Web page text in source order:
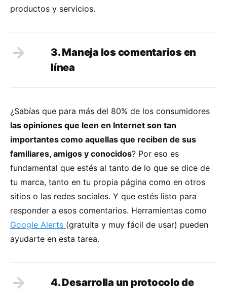
productos y servicios.
3. Maneja los comentarios en
línea
¿Sabías que para más del 80% de los consumidores
las opiniones que leen en Internet son tan
importantes como aquellas que reciben de sus
familiares, amigos y conocidos? Por eso es
fundamental que estés al tanto de lo que se dice de
tu marca, tanto en tu propia página como en otros
sitios o las redes sociales. Y que estés listo para
responder a esos comentarios. Herramientas como
Google Alerts (gratuita y muy fácil de usar) pueden
ayudarte en esta tarea.
4. Desarrolla un protocolo de